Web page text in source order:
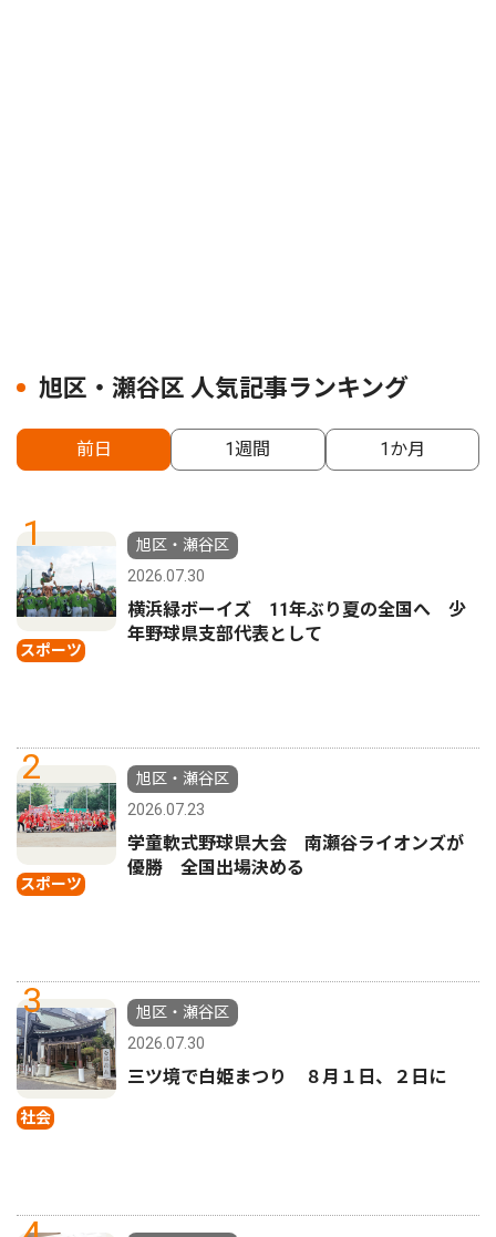
旭区・瀬谷区 人気記事ランキング
前日 1週間 1か月
1
スポーツ
旭区・瀬谷区
2026.07.30
横浜緑ボーイズ 11年ぶり夏の全国へ 少
年野球県支部代表として
2
スポーツ
旭区・瀬谷区
2026.07.23
学童軟式野球県大会 南瀬谷ライオンズが
優勝 全国出場決める
3
社会
旭区・瀬谷区
2026.07.30
三ツ境で白姫まつり ８月１日、２日に